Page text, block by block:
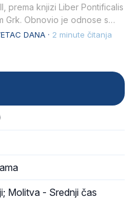
prema knjizi Liber Pontificalis
Grk. Obnovio je odnose s
DANA · 2 minute čitanja
Molitva - Srednji čas